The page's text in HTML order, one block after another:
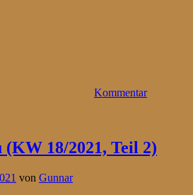
Kommentar
(KW 18/2021, Teil 2)
von Gunnar